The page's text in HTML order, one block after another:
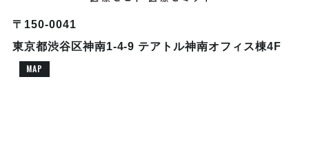
〒150-0041
東京都渋谷区神南1-4-9 テアトル神南オフィス棟4F
MAP